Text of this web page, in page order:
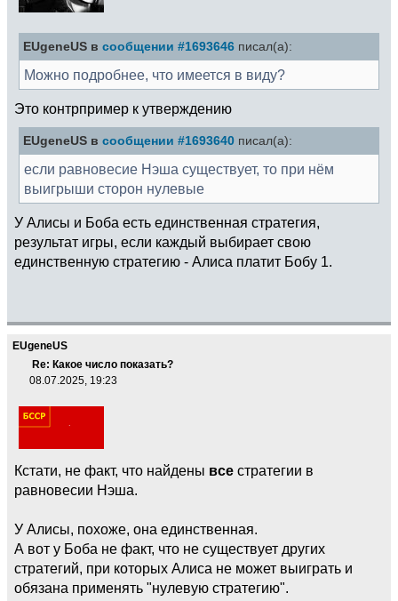
EUgeneUS в сообщении #1693646 писал(а):
Можно подробнее, что имеется в виду?
Это контрпример к утверждению
EUgeneUS в сообщении #1693640 писал(а):
если равновесие Нэша существует, то при нём
выигрыши сторон нулевые
У Алисы и Боба есть единственная стратегия,
результат игры, если каждый выбирает свою
единственную стратегию - Алиса платит Бобу 1.
EUgeneUS
Re: Какое число показать?
08.07.2025, 19:23
Кстати, не факт, что найдены все стратегии в
равновесии Нэша.
У Алисы, похоже, она единственная.
А вот у Боба не факт, что не существует других
стратегий, при которых Алиса не может выиграть и
обязана применять "нулевую стратегию".